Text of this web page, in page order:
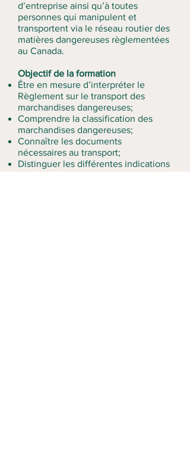
d’entreprise ainsi qu’à toutes
personnes qui manipulent et
transportent via le réseau routier des
matières dangereuses règlementées
au Canada.
Objectif de la formation
Être en mesure d’interpréter le
Règlement sur le transport des
marchandises dangereuses;
Comprendre la classification des
marchandises dangereuses;
Connaître les documents
nécessaires au transport;
Distinguer les différentes indications